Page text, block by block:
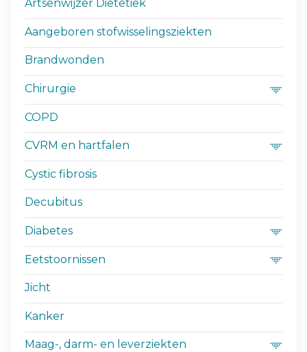
Artsenwijzer Diëtetiek
Aangeboren stofwisselingsziekten
Brandwonden
Chirurgie
COPD
CVRM en hartfalen
Cystic fibrosis
Decubitus
Diabetes
Eetstoornissen
Jicht
Kanker
Maag-, darm- en leverziekten